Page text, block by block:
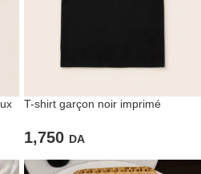
T-shirt garçon noir imprimé
1,750 DA